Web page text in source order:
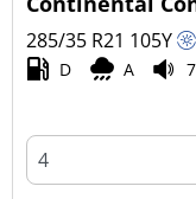
285/35 R21 105Y
D A